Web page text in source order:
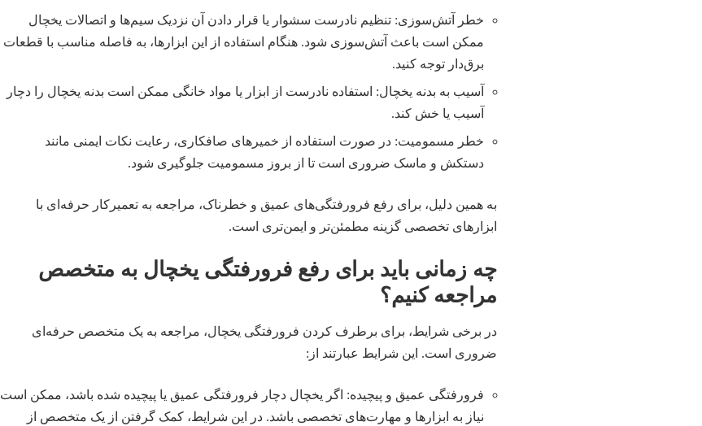
خطر آتش‌سوزی: تنظیم نادرست سشوار یا قرار دادن آن نزدیک سیم‌ها و اتصالات یخچال
ممکن است باعث آتش‌سوزی شود. هنگام استفاده از این ابزارها، به فاصله مناسب با قطعات
برق‌دار توجه کنید.
آسیب به بدنه یخچال: استفاده نادرست از ابزار یا مواد خانگی ممکن است بدنه یخچال را دچار
آسیب یا خش کند.
خطر مسمومیت: در صورت استفاده از خمیرهای صافکاری، رعایت نکات ایمنی مانند
دستکش و ماسک ضروری است تا از بروز مسمومیت جلوگیری شود.
به همین دلیل، برای رفع فرورفتگی‌های عمیق و خطرناک، مراجعه به تعمیرکار حرفه‌ای با
ابزارهای تخصصی گزینه مطمئن‌تر و ایمن‌تری است.
چه زمانی باید برای رفع فرورفتگی یخچال به متخصص
مراجعه کنیم؟
در برخی شرایط، برای برطرف کردن فرورفتگی یخچال، مراجعه به یک متخصص حرفه‌ای
ضروری است. این شرایط عبارتند از:
فرورفتگی عمیق و پیچیده: اگر یخچال دچار فرورفتگی عمیق یا پیچیده شده باشد، ممکن است
نیاز به ابزارها و مهارت‌های تخصصی باشد. در این شرایط، کمک گرفتن از یک متخصص از